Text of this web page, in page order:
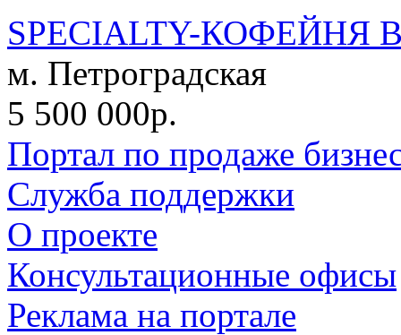
SPECIALTY-
м. Петроградская
5 500 000р.
Портал по продаже
Служба поддержки
О проекте
Консультационные офисы
Реклама на портале